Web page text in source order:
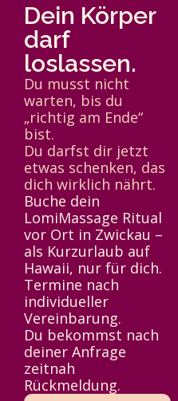
Dein Körper
darf
loslassen.
Du musst nicht
warten, bis du
„richtig am Ende“
bist.
Du darfst dir jetzt
etwas schenken, das
dich wirklich nährt.
Buche dein
LomiMassage Ritual
vor Ort in Zwickau –
als Kurzurlaub auf
Hawaii, nur für dich.
Termine nach
individueller
Vereinbarung.
Du bekommst nach
deiner Anfrage
zeitnah
Rückmeldung.